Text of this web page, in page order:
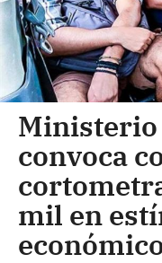
Ministerio
convoca
mil en